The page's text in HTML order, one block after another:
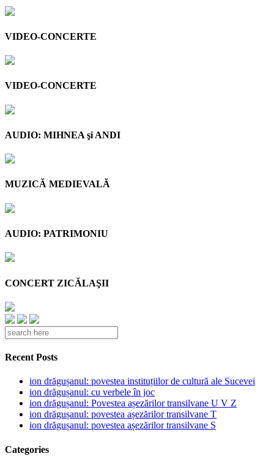
VIDEO-CONCERTE
VIDEO-CONCERTE
AUDIO: MIHNEA şi ANDI
MUZICĂ MEDIEVALĂ
AUDIO: PATRIMONIU
CONCERT ZICĂLAŞII
Recent Posts
ion drăgușanul: povestea instituțiilor de cultură ale Sucevei
ion drăgușanul: cu verbele în joc
ion drăgușanul: Povestea așezărilor transilvane U V Z
ion drăgușanul: povestea așezărilor transilvane T
ion drăgușanul: povestea așezărilor transilvane S
Categories